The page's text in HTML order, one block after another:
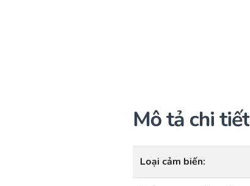
Mô tả chi tiết
Loại cảm biến: